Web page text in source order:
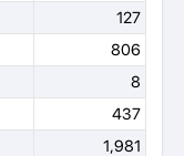
127
806
8
437
1,981